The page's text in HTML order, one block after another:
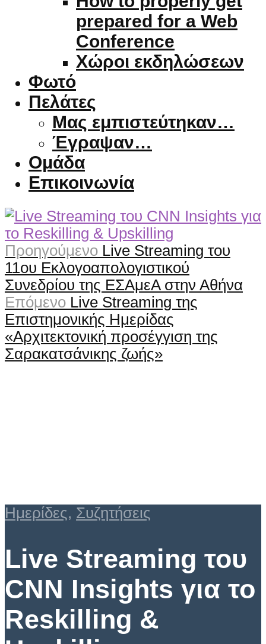
prepared for a Web
Conference
Χώροι εκδηλώσεων
Φωτό
Πελάτες
Μας εμπιστεύτηκαν…
Έγραψαν…
Ομάδα
Επικοινωνία
Προηγούμενο Live Streaming του
11ου Εκλογοαπολογιστικού
Συνεδρίου της ΕΣΑμεΑ στην Αθήνα
Επόμενο Live Streaming της
Επιστημονικής Ημερίδας
«Αρχιτεκτονική προσέγγιση της
Σαρακατσάνικης ζωής»
Ημερίδες, Συζητήσεις
Live Streaming του
CNN Insights για το
Reskilling &